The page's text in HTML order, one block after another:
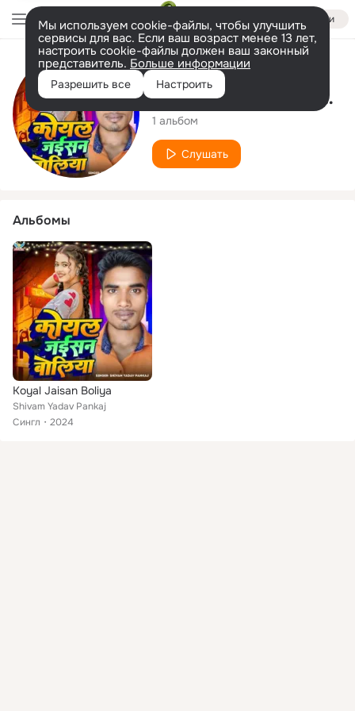
Войти
Мы используем cookie-файлы, чтобы улучшить
сервисы для вас. Если ваш возраст менее 13 лет,
настроить cookie-файлы должен ваш законный
представитель. Больше информации
Разрешить все Настроить
Исполнитель
Shivam Yadav Pankaj
1 альбом
Слушать
Альбомы
Koyal Jaisan Boliya
Shivam Yadav Pankaj
Сингл
2024